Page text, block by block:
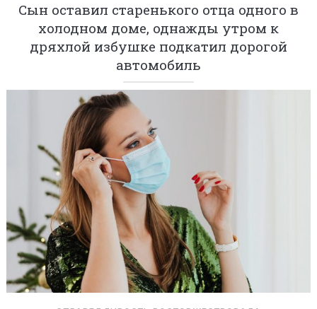
Сын оставил старенького отца одного в
холодном доме, однажды утром к
дряхлой избушке подкатил дорогой
автомобиль